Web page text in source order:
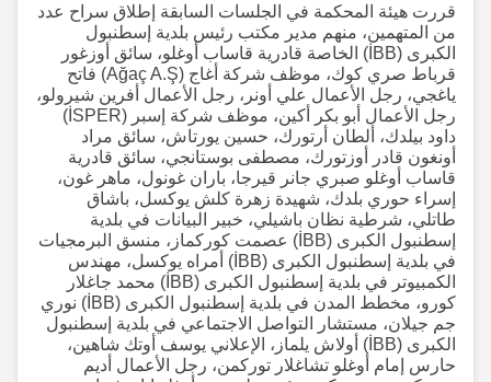
قررت هيئة المحكمة في الجلسات السابقة إطلاق سراح عدد
من المتهمين، منهم مدير مكتب رئيس بلدية إسطنبول
الكبرى (İBB) الخاصة قادرية قاساب أوغلو، سائق أوزغور
قرباط صري كوك، موظف شركة أغاج (Ağaç A.Ş) فاتح
ياغجي، رجل الأعمال علي أونر، رجل الأعمال أفرين شيرولو،
رجل الأعمال أبو بكر أكين، موظف شركة إسبر (İSPER)
داود بيلدك، ألطان أرتورك، حسين يورتاش، سائق مراد
أونغون قادر أوزتورك، مصطفى بوستانجي، سائق قادرية
قاساب أوغلو صبري جانر قيرجا، باران غونول، ماهر غون،
إسراء حوري بلدك، شهيدة زهرة كلش يوكسل، باشاق
طاتلي، شرطية نظان باشيلي، خبير البيانات في بلدية
إسطنبول الكبرى (İBB) عصمت كوركماز، منسق البرمجيات
في بلدية إسطنبول الكبرى (İBB) أمراه يوكسل، مهندس
الكمبيوتر في بلدية إسطنبول الكبرى (İBB) محمد جاغلار
كورو، مخطط المدن في بلدية إسطنبول الكبرى (İBB) نوري
جم جيلان، مستشار التواصل الاجتماعي في بلدية إسطنبول
الكبرى (İBB) أولاش يلماز، الإعلاني يوسف أوتك شاهين،
حارس إمام أوغلو تشاغلار توركمن، رجل الأعمال أديم